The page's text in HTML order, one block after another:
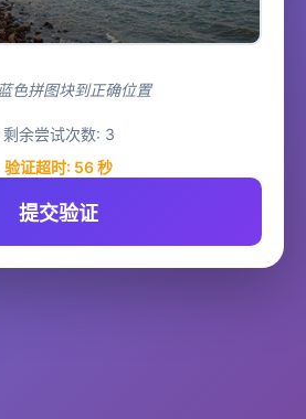
色拼图块到正确位置
剩余尝试次数: 3
验证超时: 55秒
提交验证